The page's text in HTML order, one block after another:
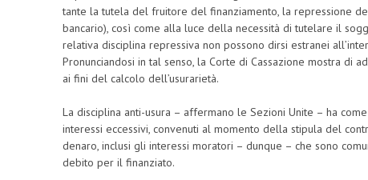
tante la tutela del fruitore del finanziamento, la repressione
bancario), così come alla luce della necessità di tutelare il
relativa disciplina repressiva non possono dirsi estranei
Pronunciandosi in tal senso, la Corte di Cassazione mostra di
ai fini del calcolo dell’usurarietà.
La disciplina anti-usura – affermano le Sezioni Unite – ha
interessi eccessivi, convenuti al momento della stipula del
denaro, inclusi gli interessi moratori – dunque – che sono
debito per il finanziato.